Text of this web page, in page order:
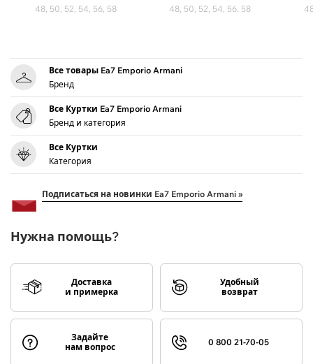
48, 50, 52, 54, 56, 58
48, 50, 52, 54, 56, 58
Все товары Ea7 Emporio Armani
Бренд
Все Куртки Ea7 Emporio Armani
Бренд и категория
Все Куртки
Категория
Подписаться на новинки Ea7 Emporio Armani »
Нужна помощь?
Доставка
и примерка
Удобный
возврат
Задайте
нам вопрос
0 800 21-70-05